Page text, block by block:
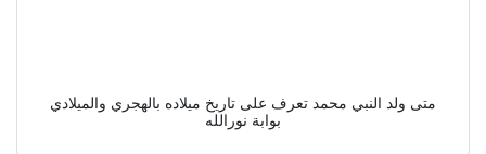
متى ولد النبي محمد تعرف على تاريخ ميلاده بالهجري والميلادي
بوابة نورالله